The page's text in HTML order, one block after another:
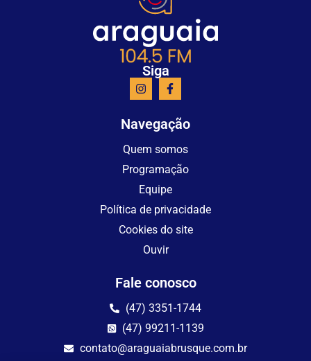
Siga
Navegação
Quem somos
Programação
Equipe
Política de privacidade
Cookies do site
Ouvir
Fale conosco
(47) 3351-1744
(47) 99211-1139
contato@araguaiabrusque.com.br